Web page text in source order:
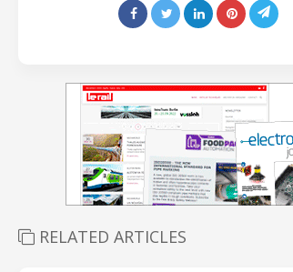
RELATED ARTICLES